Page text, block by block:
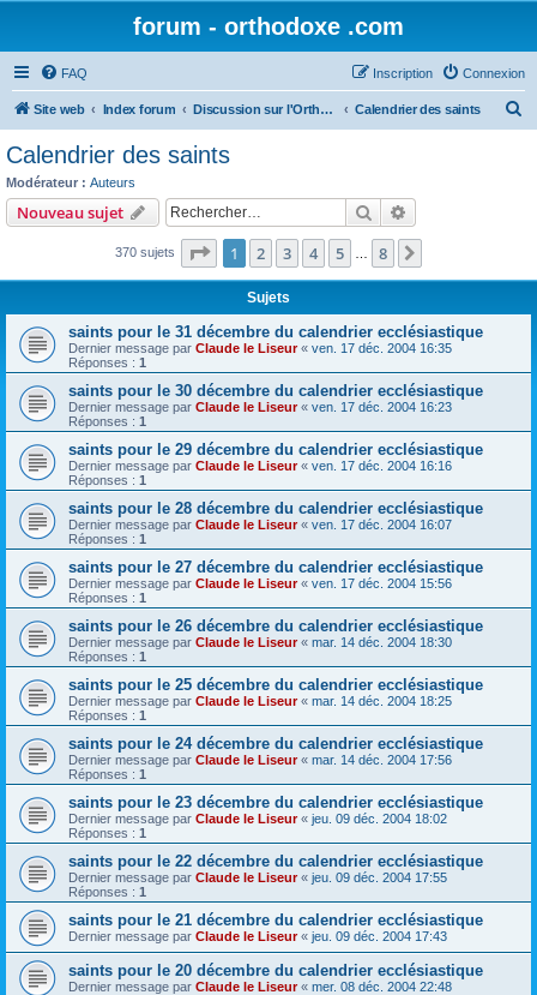
forum - orthodoxe .com
FAQ Connexion
Inscription
Site web Index forum Discussion sur l'Orthodoxie Calendrier des saints
c
Calendrier des saints
Modérateur : Auteurs
Nouveau sujet Rechercher
370 sujets Page 1sur8
1 2 3 4 5 8
Sujets
saints pour le 31 décembre du calendrier ecclésiastique
Dernier message par Claude le Liseur« ven. 17 déc. 2004 16:35
Réponses : 1
saints pour le 30 décembre du calendrier ecclésiastique
Dernier message par Claude le Liseur« ven. 17 déc. 2004 16:23
Réponses : 1
saints pour le 29 décembre du calendrier ecclésiastique
Dernier message par Claude le Liseur« ven. 17 déc. 2004 16:16
Réponses : 1
saints pour le 28 décembre du calendrier ecclésiastique
Dernier message par Claude le Liseur« ven. 17 déc. 2004 16:07
Réponses : 1
saints pour le 27 décembre du calendrier ecclésiastique
Dernier message par Claude le Liseur« ven. 17 déc. 2004 15:56
Réponses : 1
saints pour le 26 décembre du calendrier ecclésiastique
Dernier message par Claude le Liseur« mar. 14 déc. 2004 18:30
Réponses : 1
saints pour le 25 décembre du calendrier ecclésiastique
Dernier message par Claude le Liseur« mar. 14 déc. 2004 18:25
Réponses : 1
saints pour le 24 décembre du calendrier ecclésiastique
Dernier message par Claude le Liseur« mar. 14 déc. 2004 17:56
Réponses : 1
saints pour le 23 décembre du calendrier ecclésiastique
Dernier message par Claude le Liseur« jeu. 09 déc. 2004 18:02
Réponses : 1
saints pour le 22 décembre du calendrier ecclésiastique
Dernier message par Claude le Liseur« jeu. 09 déc. 2004 17:55
Réponses : 1
saints pour le 21 décembre du calendrier ecclésiastique
Dernier message par Claude le Liseur« jeu. 09 déc. 2004 17:43
saints pour le 20 décembre du calendrier ecclésiastique
Dernier message par Claude le Liseur« mer. 08 déc. 2004 22:48